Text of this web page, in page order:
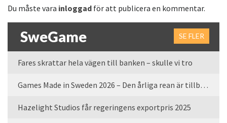
Du måste vara inloggad för att publicera en kommentar.
SweGame SE FLER
Fares skrattar hela vägen till banken – skulle vi tro
Games Made in Sweden 2026 – Den årliga rean är tillbaka
Hazelight Studios får regeringens exportpris 2025